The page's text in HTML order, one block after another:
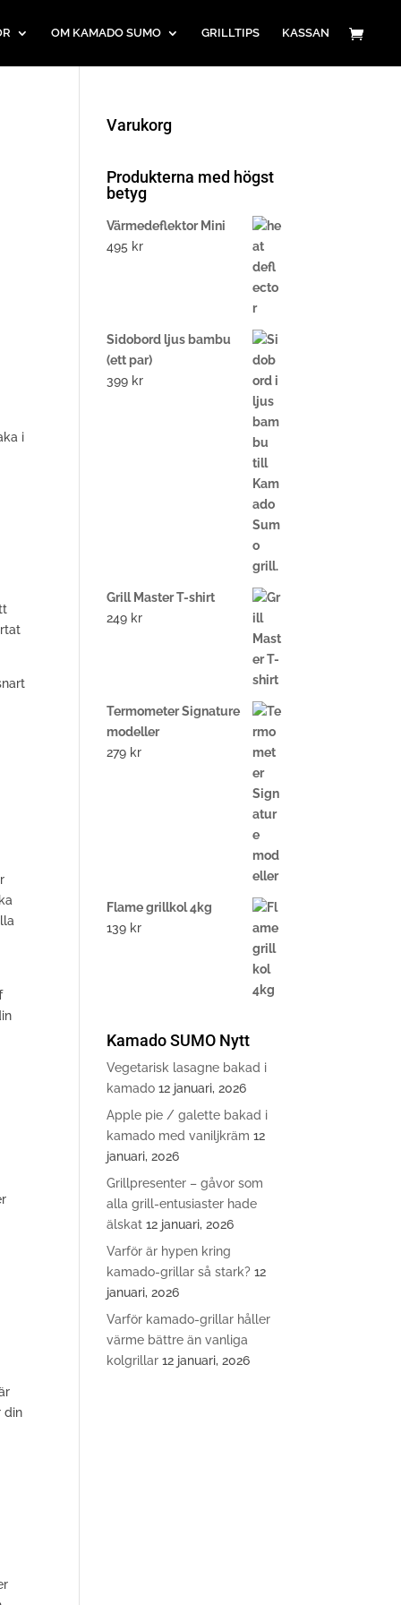
OM KAMADO SUMO GRILLTIPS KASSAN
i
din
Varukorg
Produkterna med högst
betyg
Värmedeflektor Mini
495 kr
Sidobord ljus bambu
(ett par)
399 kr
Grill Master T-shirt
249 kr
Termometer Signature
modeller
279 kr
Flame grillkol 4kg
139 kr
Kamado SUMO Nytt
Vegetarisk lasagne bakad i
kamado 12 januari, 2026
Apple pie / galette bakad i
kamado med vaniljkräm 12
januari, 2026
Grillpresenter – gåvor som
alla grill-entusiaster hade
älskat 12 januari, 2026
Varför är hypen kring
kamado-grillar så stark? 12
januari, 2026
Varför kamado-grillar håller
värme bättre än vanliga
kolgrillar 12 januari, 2026